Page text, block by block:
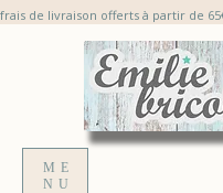
ME
NU
frais de livraison offerts à partir de